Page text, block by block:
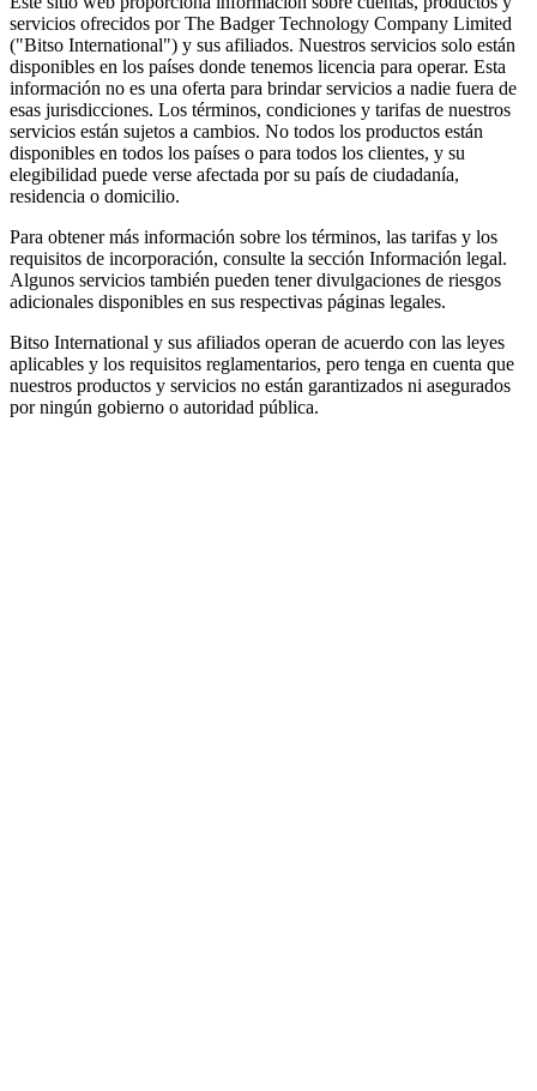
servicios ofrecidos por The Badger Technology Company Limited
("Bitso International") y sus afiliados. Nuestros servicios solo están
disponibles en los países donde tenemos licencia para operar. Esta
información no es una oferta para brindar servicios a nadie fuera de
esas jurisdicciones. Los términos, condiciones y tarifas de nuestros
servicios están sujetos a cambios. No todos los productos están
disponibles en todos los países o para todos los clientes, y su
elegibilidad puede verse afectada por su país de ciudadanía,
residencia o domicilio.
Para obtener más información sobre los términos, las tarifas y los
requisitos de incorporación, consulte la sección Información legal.
Algunos servicios también pueden tener divulgaciones de riesgos
adicionales disponibles en sus respectivas páginas legales.
Bitso International y sus afiliados operan de acuerdo con las leyes
aplicables y los requisitos reglamentarios, pero tenga en cuenta que
nuestros productos y servicios no están garantizados ni asegurados
por ningún gobierno o autoridad pública.